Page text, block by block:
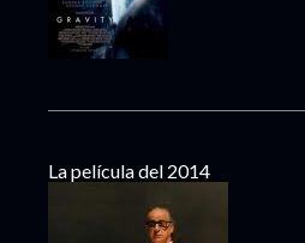
La película del 2014